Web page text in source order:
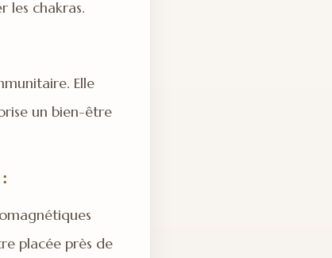
les chakras.
Elle
un bien-être
placée près de